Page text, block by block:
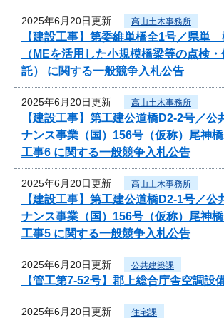
2025年6月20日更新 高山土木事務所
【建設工事】第委維単橋全1号／県単
（MEを活用した小規模橋梁等の点検
託） に関する一般競争入札公告
2025年6月20日更新 高山土木事務所
【建設工事】第工建公道橋D2-2号／
ナンス事業（国）156号（仮称）尾神
工事6 に関する一般競争入札公告
2025年6月20日更新 高山土木事務所
【建設工事】第工建公道橋D2-1号／
ナンス事業（国）156号（仮称）尾神
工事5 に関する一般競争入札公告
2025年6月20日更新 公共建築課
【管工第7-52号】郡上総合庁舎空調設
2025年6月20日更新 住宅課